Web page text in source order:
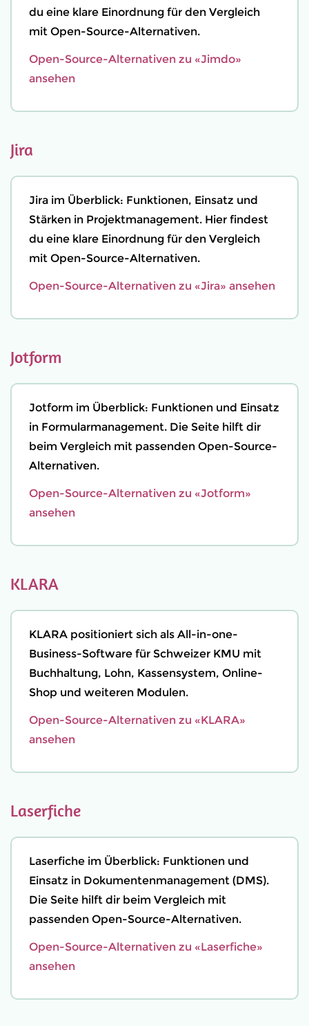
du eine klare Einordnung für den Vergleich
mit Open-Source-Alternativen.
Open-Source-Alternativen zu «Jimdo»
ansehen
Jira
Jira im Überblick: Funktionen, Einsatz und
Stärken in Projektmanagement. Hier findest
du eine klare Einordnung für den Vergleich
mit Open-Source-Alternativen.
Open-Source-Alternativen zu «Jira» ansehen
Jotform
Jotform im Überblick: Funktionen und Einsatz
in Formularmanagement. Die Seite hilft dir
beim Vergleich mit passenden Open-Source-
Alternativen.
Open-Source-Alternativen zu «Jotform»
ansehen
KLARA
KLARA positioniert sich als All-in-one-
Business-Software für Schweizer KMU mit
Buchhaltung, Lohn, Kassensystem, Online-
Shop und weiteren Modulen.
Open-Source-Alternativen zu «KLARA»
ansehen
Laserfiche
Laserfiche im Überblick: Funktionen und
Einsatz in Dokumentenmanagement (DMS).
Die Seite hilft dir beim Vergleich mit
passenden Open-Source-Alternativen.
Open-Source-Alternativen zu «Laserfiche»
ansehen